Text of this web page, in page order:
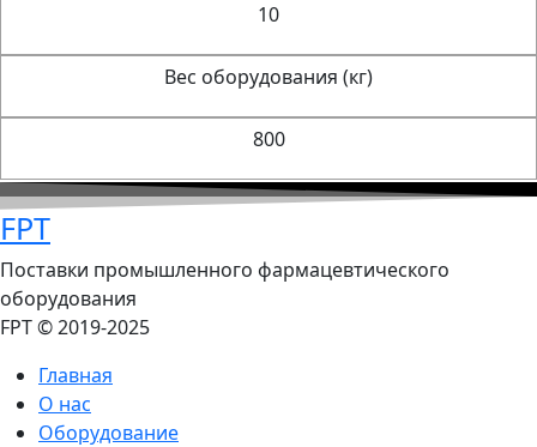
10
Вес оборудования (кг)
800
FPT
Поставки промышленного фармацевтического
оборудования
FPT © 2019-2025
Главная
О нас
Оборудование